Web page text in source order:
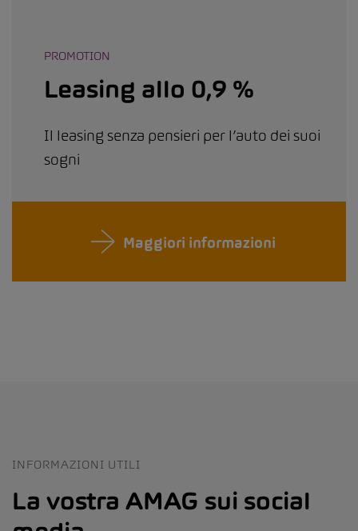
PROMOTION
Leasing allo 0,9 %
Il leasing senza pensieri per l’auto dei suoi
sogni
Maggiori informazioni
INFORMAZIONI UTILI
La vostra AMAG sui social